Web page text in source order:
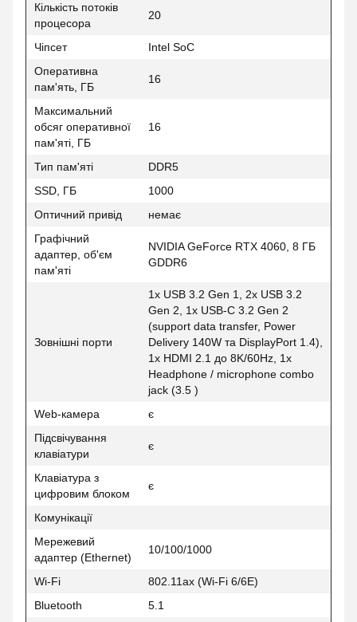
Кількість потоків
процесора
20
Чіпсет
Intel SoC
Оперативна
пам'ять, ГБ
16
Максимальний
обсяг оперативної
пам'яті, ГБ
16
Тип пам'яті
DDR5
SSD, ГБ
1000
Оптичний привід
немає
Графічний
адаптер, об'єм
пам'яті
NVIDIA GeForce RTX 4060, 8 ГБ
GDDR6
Зовнішні порти
1x USB 3.2 Gen 1, 2x USB 3.2
Gen 2, 1x USB-C 3.2 Gen 2
(support data transfer, Power
Delivery 140W та DisplayPort 1.4),
1x HDMI 2.1 до 8K/60Hz, 1x
Headphone / microphone combo
jack (3.5 )
Web-камера
є
Підсвічування
клавіатури
є
Клавіатура з
цифровим блоком
є
Комунікації
Мережевий
адаптер (Ethernet)
10/100/1000
Wi-Fi
802.11ax (Wi-Fi 6/6E)
Bluetooth
5.1